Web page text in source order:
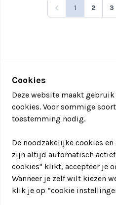
1 2 3
Cookies
Deze website maakt
cookies. Voor sommige
toestemming nodig.
De noodzakelijke cookies
zijn altijd automatisch
cookies" klikt, accepteer je
Wanneer je zelf wilt kiezen
klik je op “cookie